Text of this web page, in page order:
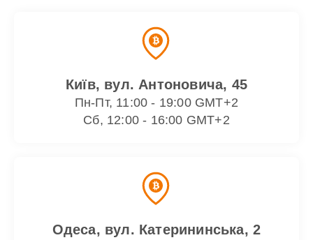
Київ, вул. Антоновича, 45
Пн-Пт, 11:00 - 19:00 GMT+2
Сб, 12:00 - 16:00 GMT+2
Одеса, вул. Катерининська, 2